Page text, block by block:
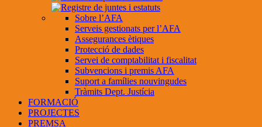
Sobre l’AFA
Serveis gestionats per l’AFA
Assegurances ètiques
Protecció de dades
Servei de comptabilitat i fiscalitat
Subvencions i premis AFA
Suport a famílies nouvingudes
Tràmits Dept. Justícia
FORMACIÓ
PROJECTES
PREMSA